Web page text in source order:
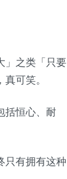
」之类「只要
可笑。
括恒心、耐
只有拥有这种